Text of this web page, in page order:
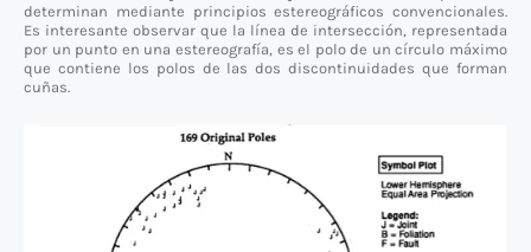
determinan mediante principios estereográficos convencionales.
Es interesante observar que la línea de intersección, representada
por un punto en una estereografía, es el polo de un círculo máximo
que contiene los polos de las dos discontinuidades que forman
cuñas.